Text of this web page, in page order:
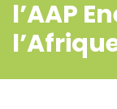
l’AAP